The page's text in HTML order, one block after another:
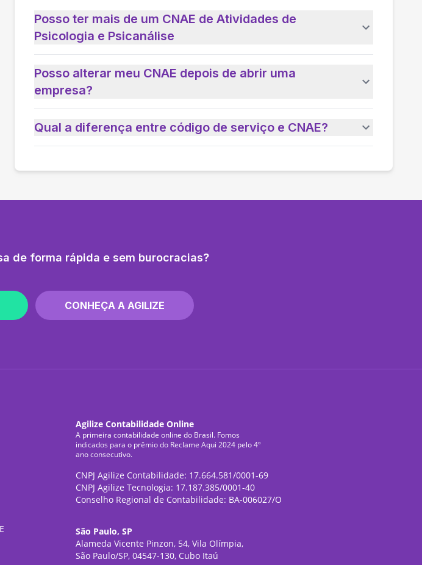
Posso ter mais de um CNAE de Atividades de
Psicologia e Psicanálise
Posso alterar meu CNAE depois de abrir uma
empresa?
Qual a diferença entre código de serviço e CNAE?
de forma rápida e sem burocracias?
CONHEÇA A AGILIZE
Agilize Contabilidade Online
A primeira contabilidade online do Brasil. Fomos
indicados para o prêmio do Reclame Aqui 2024 pelo 4º
ano consecutivo.
CNPJ Agilize Contabilidade: 17.664.581/0001-69
CNPJ Agilize Tecnologia: 17.187.385/0001-40
Conselho Regional de Contabilidade: BA-006027/O
São Paulo, SP
Alameda Vicente Pinzon, 54, Vila Olímpia,
São Paulo/SP, 04547-130, Cubo Itaú